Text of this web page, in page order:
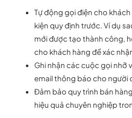
Tự động gọi điện cho
kiện quy định trước. Ví dụ
mới được tạo thành công,
cho khách hàng đề xác
Ghi nhận các cuộc gọi nhỡ
email thông báo cho người
Đảm bảo quy trình bán
hiệu quả chuyên nghiệp